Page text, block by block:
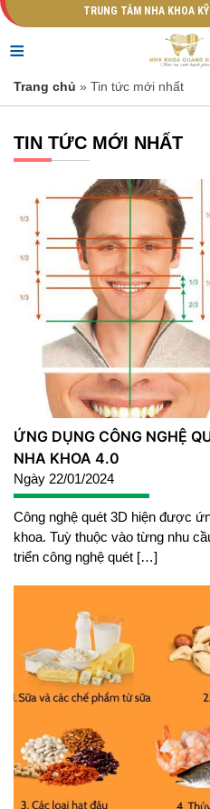
TRUNG TÂM NHA KHOA
≡
Trang chủ » Tin tức mới nhất
TIN TỨC MỚI NHẤT
ỨNG DỤNG CÔNG NGHỆ
NHA KHOA 4.0
Ngày 22/01/2024
Công nghệ quét 3D hiện được
khoa. Tuỳ thuộc vào từng nhu
triển công nghệ quét […]